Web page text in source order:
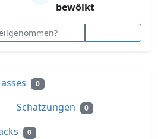
bewölkt
0
Schätzungen 0
0